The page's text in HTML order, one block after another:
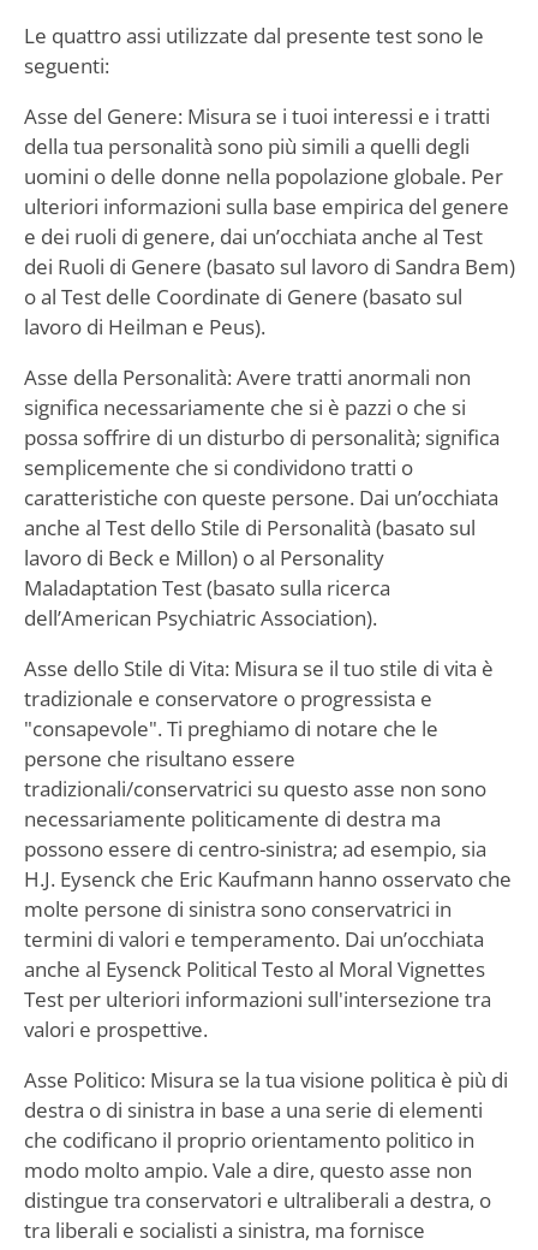
Le quattro assi utilizzate dal presente test sono le
seguenti:
Asse del Genere: Misura se i tuoi interessi e i tratti
della tua personalità sono più simili a quelli degli
uomini o delle donne nella popolazione globale. Per
ulteriori informazioni sulla base empirica del genere
e dei ruoli di genere, dai un’occhiata anche al Test
dei Ruoli di Genere (basato sul lavoro di Sandra Bem)
o al Test delle Coordinate di Genere (basato sul
lavoro di Heilman e Peus).
Asse della Personalità: Avere tratti anormali non
significa necessariamente che si è pazzi o che si
possa soffrire di un disturbo di personalità; significa
semplicemente che si condividono tratti o
caratteristiche con queste persone. Dai un’occhiata
anche al Test dello Stile di Personalità (basato sul
lavoro di Beck e Millon) o al Personality
Maladaptation Test (basato sulla ricerca
dell’American Psychiatric Association).
Asse dello Stile di Vita: Misura se il tuo stile di vita è
tradizionale e conservatore o progressista e
"consapevole". Ti preghiamo di notare che le
persone che risultano essere
tradizionali/conservatrici su questo asse non sono
necessariamente politicamente di destra ma
possono essere di centro-sinistra; ad esempio, sia
H.J. Eysenck che Eric Kaufmann hanno osservato che
molte persone di sinistra sono conservatrici in
termini di valori e temperamento. Dai un’occhiata
anche al Eysenck Political Testo al Moral Vignettes
Test per ulteriori informazioni sull'intersezione tra
valori e prospettive.
Asse Politico: Misura se la tua visione politica è più di
destra o di sinistra in base a una serie di elementi
che codificano il proprio orientamento politico in
modo molto ampio. Vale a dire, questo asse non
distingue tra conservatori e ultraliberali a destra, o
tra liberali e socialisti a sinistra, ma fornisce